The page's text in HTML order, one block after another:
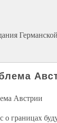
Австрии
о границах